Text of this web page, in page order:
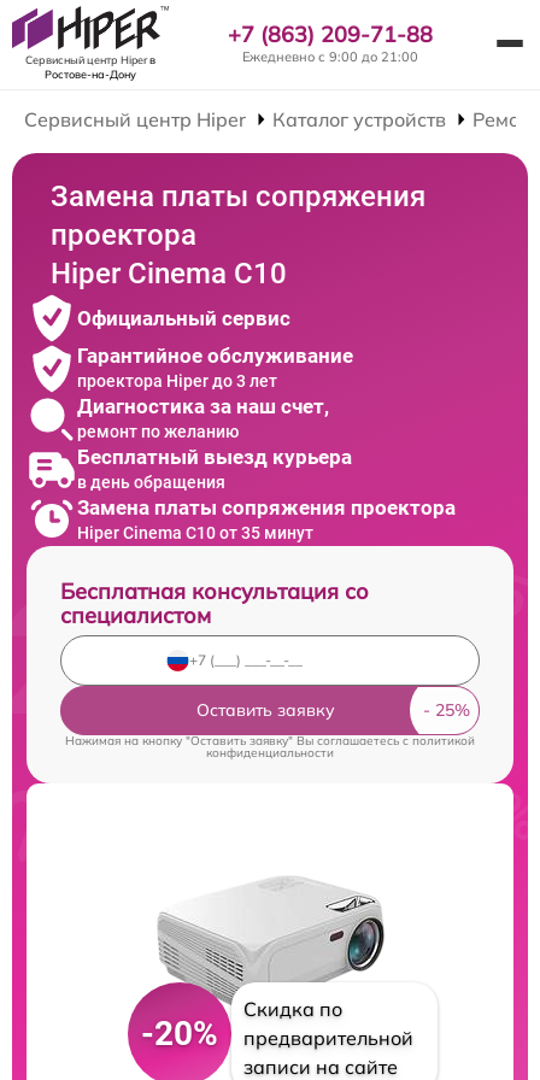
Сервисный центр Hiperв
Ростове-на-Дону
+7 (863) 209-71-88
Ежедневно с 9:00 до 21:00
Сервисный центр Hiper Каталог устройств
Замена платы сопряжения
проектора
Hiper Cinema C10
Официальный сервис
Гарантийное обслуживание
проектора Hiper до 3 лет
Диагностика за наш счет,
ремонт по желанию
Бесплатный выезд курьера
в день обращения
Замена платы сопряжения проектора
Hiper Cinema C10 от 35 минут
Бесплатная консультация со
специалистом
Оставить заявку
Нажимая на кнопку "Оставить заявку" Вы соглашаетесь cполитикой
конфиденциальности
-20%
Скидка по
предварительной
записи на сайте